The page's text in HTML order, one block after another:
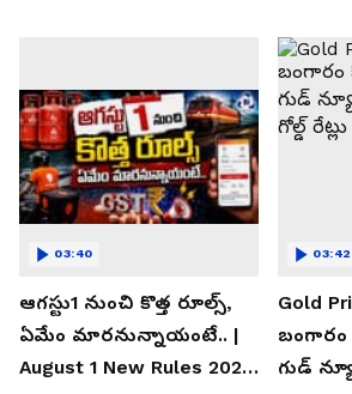
ఆగస్టు1 నుంచి కొత్త రూల్స్,
ఏమేం మారనున్నాయంటే.. |
August 1 New Rules 2026
03:40
Gold
గుడ్
03:42